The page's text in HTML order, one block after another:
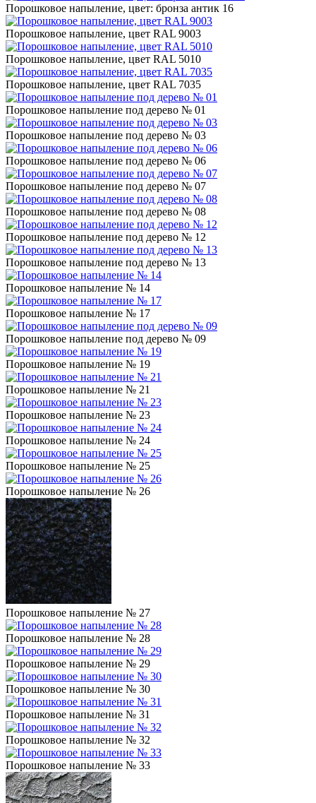
Порошковое напыление, цвет: бронза антик 16
Порошковое напыление, цвет RAL 9003
Порошковое напыление, цвет RAL 5010
Порошковое напыление, цвет RAL 7035
Порошковое напыление под дерево № 01
Порошковое напыление под дерево № 03
Порошковое напыление под дерево № 06
Порошковое напыление под дерево № 07
Порошковое напыление под дерево № 08
Порошковое напыление под дерево № 12
Порошковое напыление под дерево № 13
Порошковое напыление № 14
Порошковое напыление № 17
Порошковое напыление под дерево № 09
Порошковое напыление № 19
Порошковое напыление № 21
Порошковое напыление № 23
Порошковое напыление № 24
Порошковое напыление № 25
Порошковое напыление № 26
Порошковое напыление № 27
Порошковое напыление № 28
Порошковое напыление № 29
Порошковое напыление № 30
Порошковое напыление № 31
Порошковое напыление № 32
Порошковое напыление № 33